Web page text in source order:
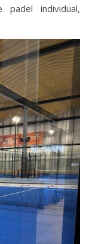
padel individual,